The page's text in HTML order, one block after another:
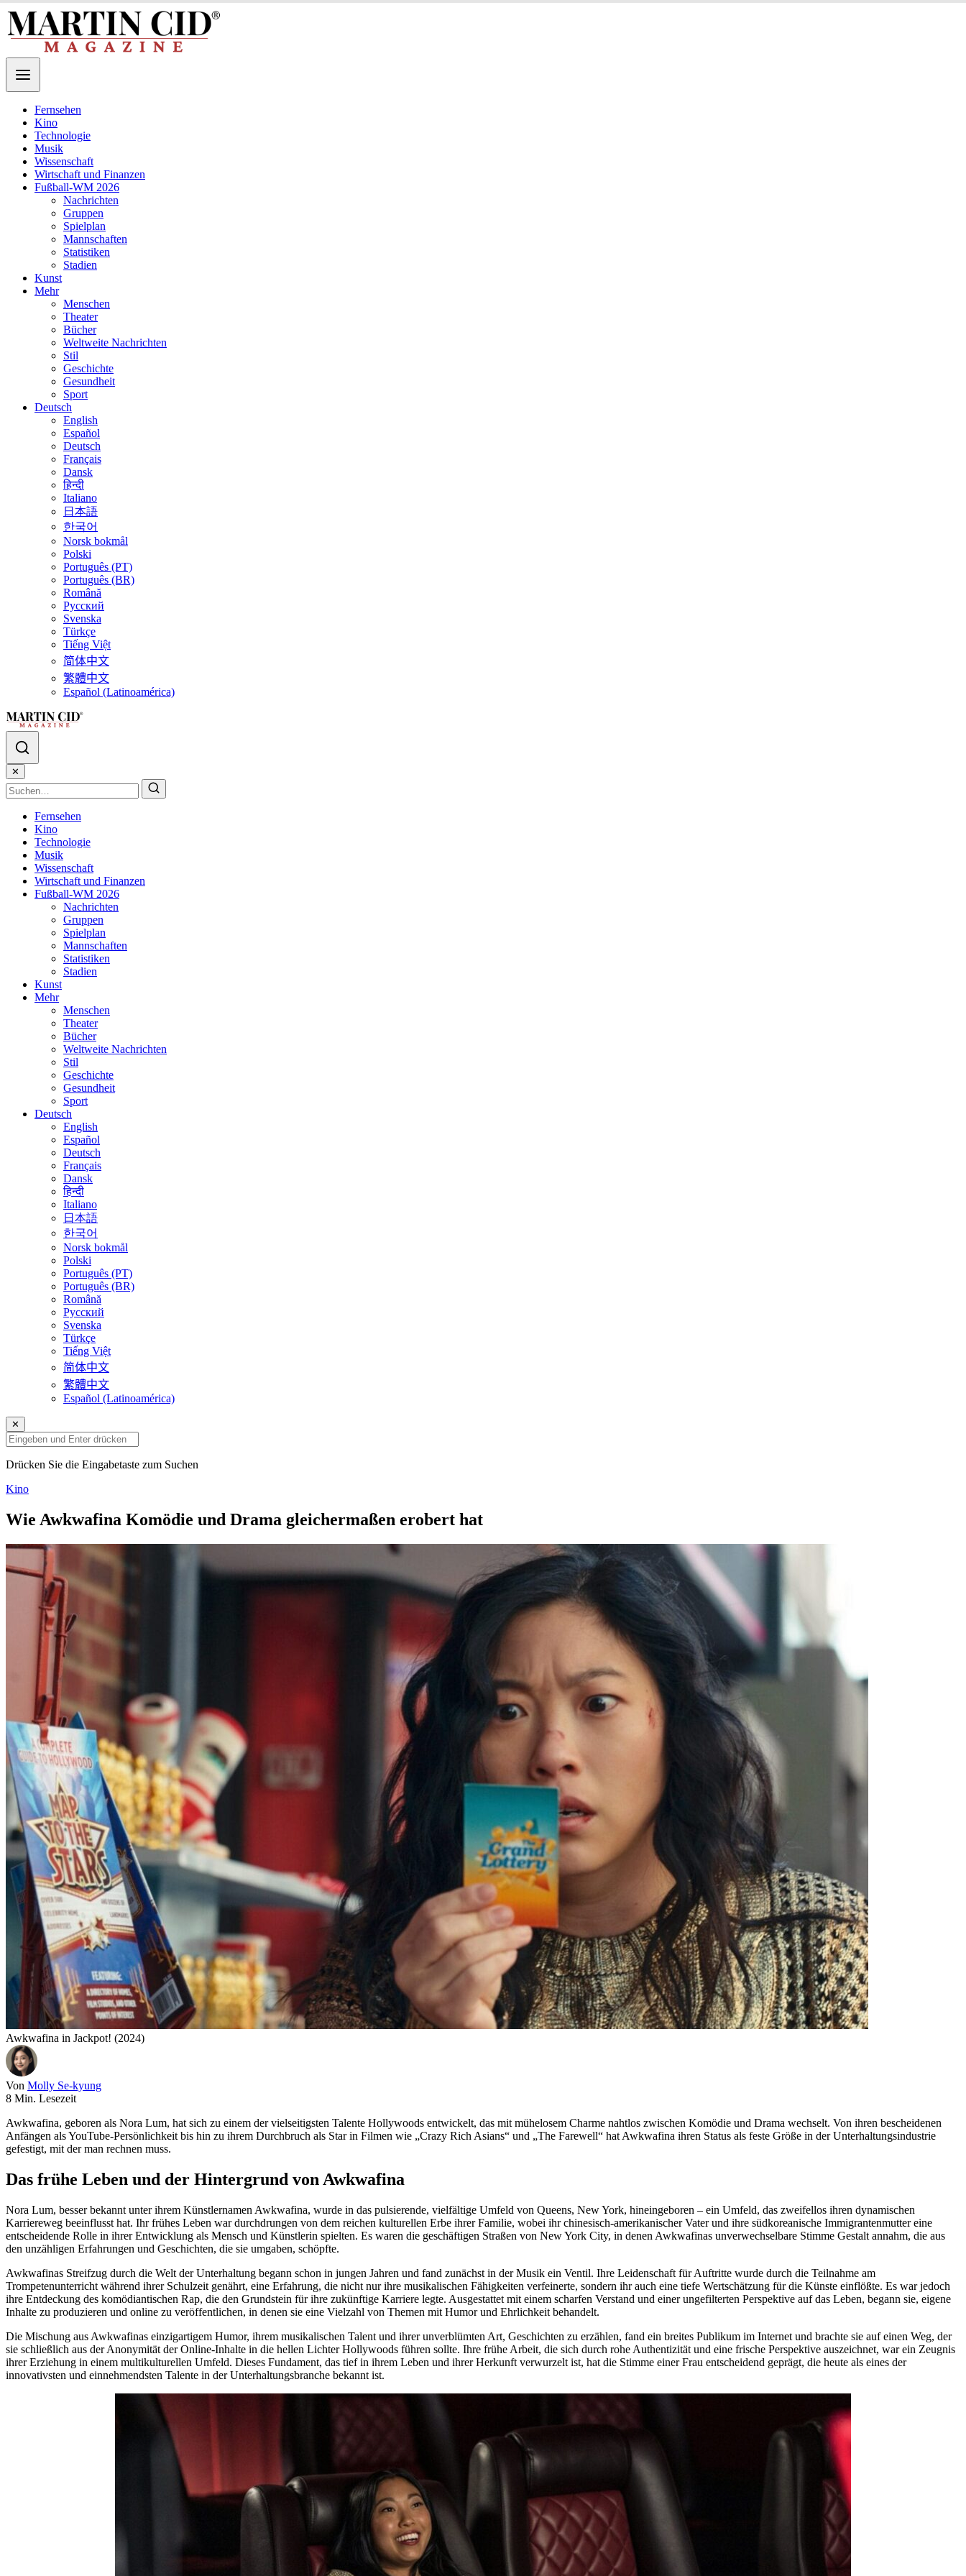
Fernsehen
Kino
Technologie
Musik
Wissenschaft
Wirtschaft und Finanzen
Fußball-WM 2026
Nachrichten
Gruppen
Spielplan
Mannschaften
Statistiken
Stadien
Kunst
Mehr
Menschen
Theater
Bücher
Weltweite Nachrichten
Stil
Geschichte
Gesundheit
Sport
Deutsch
English
Español
Deutsch
Français
Dansk
हिन्दी
Italiano
日本語
한국어
Norsk bokmål
Polski
Português (PT)
Português (BR)
Română
Русский
Svenska
Türkçe
Tiếng Việt
简体中文
繁體中文
Español (Latinoamérica)
✕
Fernsehen
Kino
Technologie
Musik
Wissenschaft
Wirtschaft und Finanzen
Fußball-WM 2026
Nachrichten
Gruppen
Spielplan
Mannschaften
Statistiken
Stadien
Kunst
Mehr
Menschen
Theater
Bücher
Weltweite Nachrichten
Stil
Geschichte
Gesundheit
Sport
Deutsch
English
Español
Deutsch
Français
Dansk
हिन्दी
Italiano
日本語
한국어
Norsk bokmål
Polski
Português (PT)
Português (BR)
Română
Русский
Svenska
Türkçe
Tiếng Việt
简体中文
繁體中文
Español (Latinoamérica)
✕
Drücken Sie die Eingabetaste zum Suchen
Kino
Wie Awkwafina Komödie und Drama gleichermaßen erobert hat
Awkwafina in Jackpot! (2024)
Von Molly Se-kyung
8 Min. Lesezeit
Awkwafina, geboren als Nora Lum, hat sich zu einem der vielseitigsten Talente Hollywoods entwickelt, das mit mühelosem Charme nahtlos zwischen Komödie und Drama wechselt. Von ihren bescheidenen
Anfängen als YouTube-Persönlichkeit bis hin zu ihrem Durchbruch als Star in Filmen wie „Crazy Rich Asians“ und „The Farewell“ hat Awkwafina ihren Status als feste Größe in der Unterhaltungsindustrie
gefestigt, mit der man rechnen muss.
Das frühe Leben und der Hintergrund von Awkwafina
Nora Lum, besser bekannt unter ihrem Künstlernamen Awkwafina, wurde in das pulsierende, vielfältige Umfeld von Queens, New York, hineingeboren – ein Umfeld, das zweifellos ihren dynamischen
Karriereweg beeinflusst hat. Ihr frühes Leben war durchdrungen von dem reichen kulturellen Erbe ihrer Familie, wobei ihr chinesisch-amerikanischer Vater und ihre südkoreanische Immigrantenmutter eine
entscheidende Rolle in ihrer Entwicklung als Mensch und Künstlerin spielten. Es waren die geschäftigen Straßen von New York City, in denen Awkwafinas unverwechselbare Stimme Gestalt annahm, die aus
den unzähligen Erfahrungen und Geschichten, die sie umgaben, schöpfte.
Awkwafinas Streifzug durch die Welt der Unterhaltung begann schon in jungen Jahren und fand zunächst in der Musik ein Ventil. Ihre Leidenschaft für Auftritte wurde durch die Teilnahme am
Trompetenunterricht während ihrer Schulzeit genährt, eine Erfahrung, die nicht nur ihre musikalischen Fähigkeiten verfeinerte, sondern ihr auch eine tiefe Wertschätzung für die Künste einflößte. Es war jedoch
ihre Entdeckung des komödiantischen Rap, die den Grundstein für ihre zukünftige Karriere legte. Ausgestattet mit einem scharfen Verstand und einer ungefilterten Perspektive auf das Leben, begann sie, eigene
Inhalte zu produzieren und online zu veröffentlichen, in denen sie eine Vielzahl von Themen mit Humor und Ehrlichkeit behandelt.
Die Mischung aus Awkwafinas einzigartigem Humor, ihrem musikalischen Talent und ihrer unverblümten Art, Geschichten zu erzählen, fand ein breites Publikum im Internet und brachte sie auf einen Weg, der
sie schließlich aus der Anonymität der Online-Inhalte in die hellen Lichter Hollywoods führen sollte. Ihre frühe Arbeit, die sich durch rohe Authentizität und eine frische Perspektive auszeichnet, war ein Zeugnis
ihrer Erziehung in einem multikulturellen Umfeld. Dieses Fundament, das tief in ihrem Leben und ihrer Herkunft verwurzelt ist, hat die Stimme einer Frau entscheidend geprägt, die heute als eines der
innovativsten und einnehmendsten Talente in der Unterhaltungsbranche bekannt ist.